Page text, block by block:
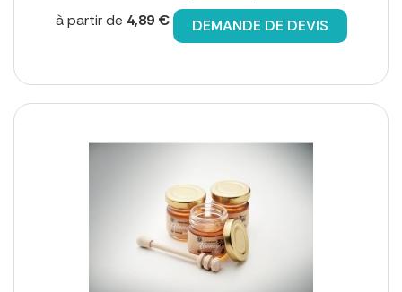
à partir de 4,89 € DEMANDE DE DEVIS